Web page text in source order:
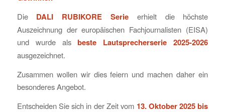
Die DALI RUBIKORE Serie erhielt die höchste
Auszeichnung der europäischen Fachjournalisten (EISA)
und wurde alsbeste Lautsprecherserie 2025-2026
ausgezeichnet.
Zusammen wollen wir dies feiern und machen daher ein
besonderes Angebot.
Entscheiden Sie sich in der Zeit vom 13. Oktober 2025 bis